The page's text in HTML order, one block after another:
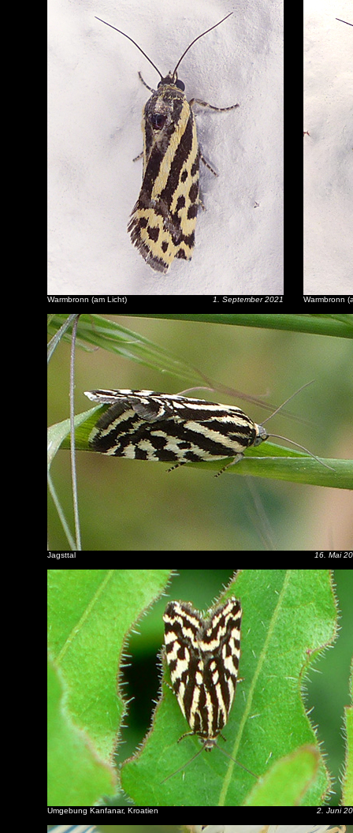
Warmbronn (am Licht) 1. September 2021 Warmbronn
Jagsttal 16. Mai
Umgebung Kanfanar, Kroatien 2. Juni